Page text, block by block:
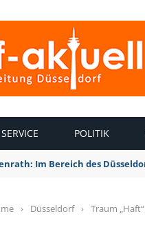
SERVICE POLITIK
Im Bereich des
› Düsseldorf › Traum